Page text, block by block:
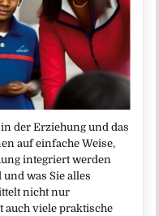
der Erziehung und das
auf einfache Weise,
integriert werden
was Sie alles
nicht nur
auch viele praktische